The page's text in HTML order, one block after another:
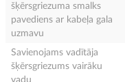
šķērsgriezuma smalks
pavediens ar kabeļa gala
uzmavu
Savienojams vadītāja
šķērsgriezums vairāku
vadu